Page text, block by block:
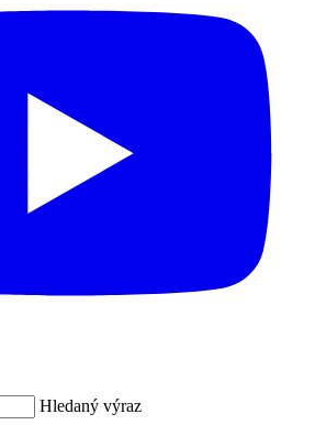
Hledaný výraz